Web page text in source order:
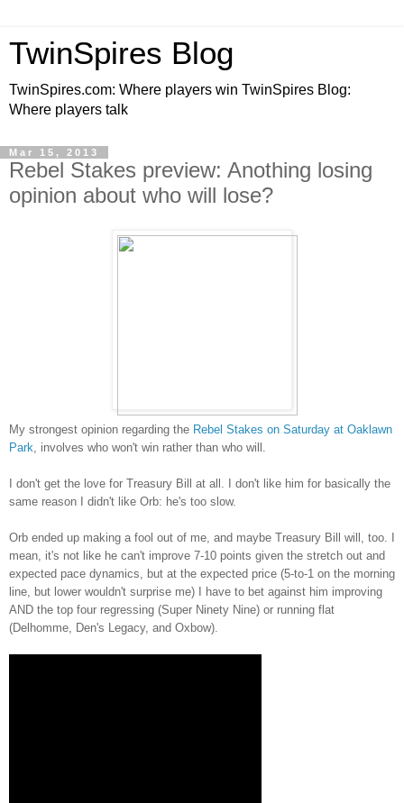
TwinSpires Blog
TwinSpires.com: Where players win TwinSpires Blog:
Where players talk
Mar 15, 2013
Rebel Stakes preview: Anothing losing
opinion about who will lose?
My strongest opinion regarding the Rebel Stakes on Saturday at Oaklawn
Park , involves who won't win rather than who will.
I don't get the love for Treasury Bill at all. I don't like him for basically the
same reason I didn't like Orb: he's too slow.
Orb ended up making a fool out of me, and maybe Treasury Bill will, too. I
mean, it's not like he can't improve 7-10 points given the stretch out and
expected pace dynamics, but at the expected price (5-to-1 on the morning
line, but lower wouldn't surprise me) I have to bet against him improving
AND the top four regressing (Super Ninety Nine) or running flat
(Delhomme, Den's Legacy, and Oxbow).